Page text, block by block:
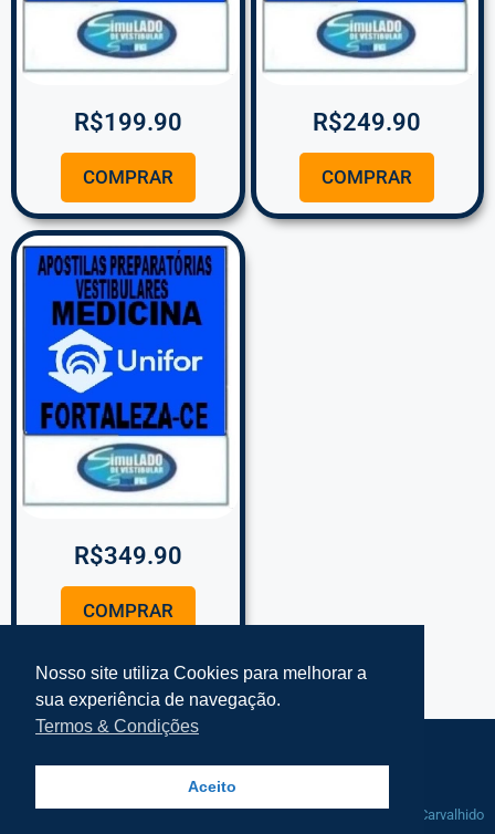
R$199.90
COMPRAR
R$249.90
COMPRAR
R$349.90
COMPRAR
© 2021-2025 Simplifke Simulado de
Manutenção porRafa Carvalhido
Nosso site utiliza Cookies para melhorar a
sua experiência de navegação.
Termos & Condições
Aceito